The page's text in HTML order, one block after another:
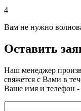
4
Вам не нужно
Оставить
Наш менеджер
свяжется с Вами в
Ваше имя и телефон